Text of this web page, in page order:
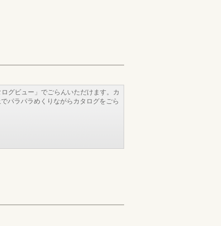
グビュー」でごらんいただけます。カ
パラパラめくりながらカタログをごら